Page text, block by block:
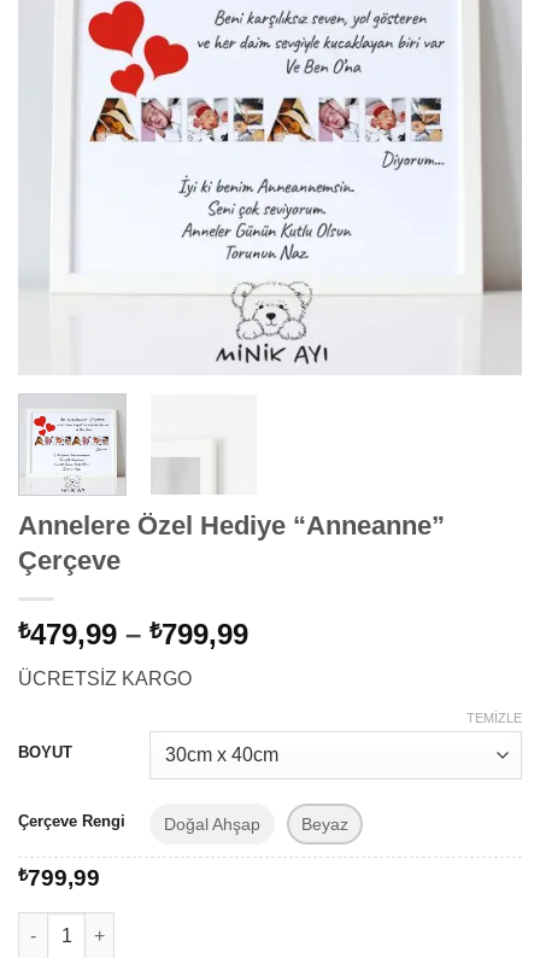
Annelere Özel Hediye “Anneanne”
Çerçeve
₺479,99 – ₺799,99Fiyat
₺799,99
ÜCRETSİZ KARGO
BOYUT
Çerçeve Rengi Doğal Ahşap Beyaz
TEMIZLE
₺799,99
Annelere Özel Hediye "Anneanne" Çerçeve adet